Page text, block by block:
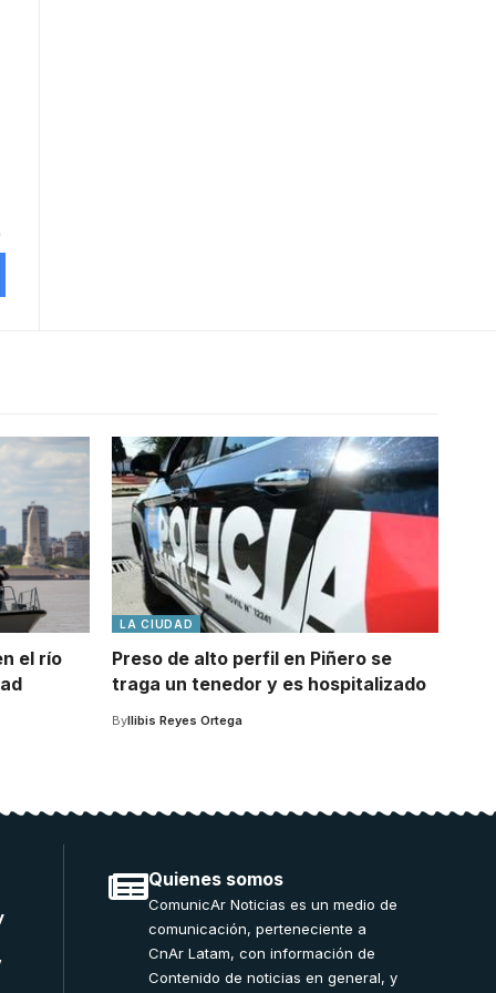
el río
LA CIUDAD
Preso de alto perfil en Piñero se
traga un tenedor y es hospitalizado
ByIlibis Reyes Ortega
Quienes somos
ComunicAr Noticias es un medio de
comunicación, perteneciente a
CnAr Latam, con información de
Contenido de noticias en general, y